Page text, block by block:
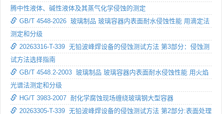
腾中性液体、碱性液体及其蒸气化学侵蚀的测定
GB/T 4548-2026 玻璃制品 玻璃容器内表面耐水侵蚀性能 用滴定法
测定和分级
20263316-T-339 无铅波峰焊设备的侵蚀测试方法 第3部分：侵蚀测
试方法选择指南
GB/T 4548.2-2003 玻璃制品 玻璃容器内表面耐水侵蚀性能 用火焰
光谱法测定和分级
HG/T 3983-2007 耐化学腐蚀现场缠绕玻璃钢大型容器
20263305-T-339 无铅波峰焊设备的侵蚀测试方法 第2部分:表面处理